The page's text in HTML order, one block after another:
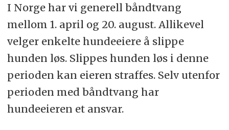
I Norge har vi generell båndtvang
mellom 1. april og 20. august. Allikevel
velger enkelte hundeeiere å slippe
hunden løs. Slippes hunden løs i denne
perioden kan eieren straffes. Selv utenfor
perioden med båndtvang har
hundeeieren et ansvar.